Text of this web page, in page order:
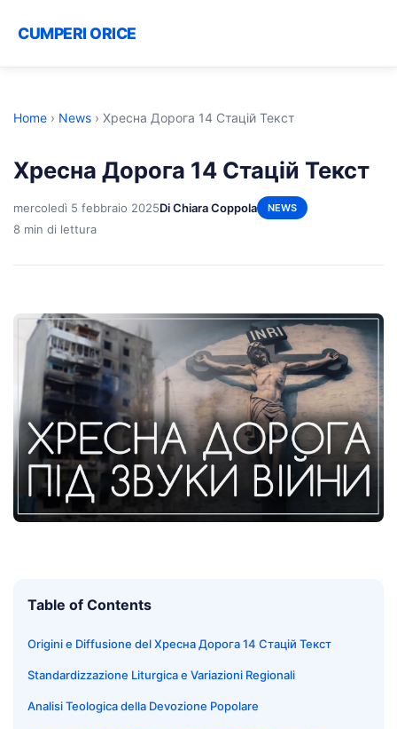
CUMPERI ORICE
Home › News › Хресна Дорога 14 Стацій Текст
Хресна Дорога 14 Стацій Текст
mercoledì 5 febbraio 2025Di Chiara Coppola NEWS
8 min di lettura
Table of Contents
Origini e Diffusione del Хресна Дорога 14 Стацій Текст
Standardizzazione Liturgica e Variazioni Regionali
Analisi Teologica della Devozione Popolare